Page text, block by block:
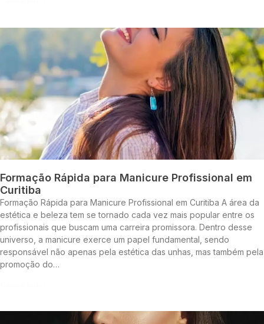
Formação Rápida para Manicure Profissional em
Curitiba
Formação Rápida para Manicure Profissional em Curitiba A área da
estética e beleza tem se tornado cada vez mais popular entre os
profissionais que buscam uma carreira promissora. Dentro desse
universo, a manicure exerce um papel fundamental, sendo
responsável não apenas pela estética das unhas, mas também pela
promoção do…